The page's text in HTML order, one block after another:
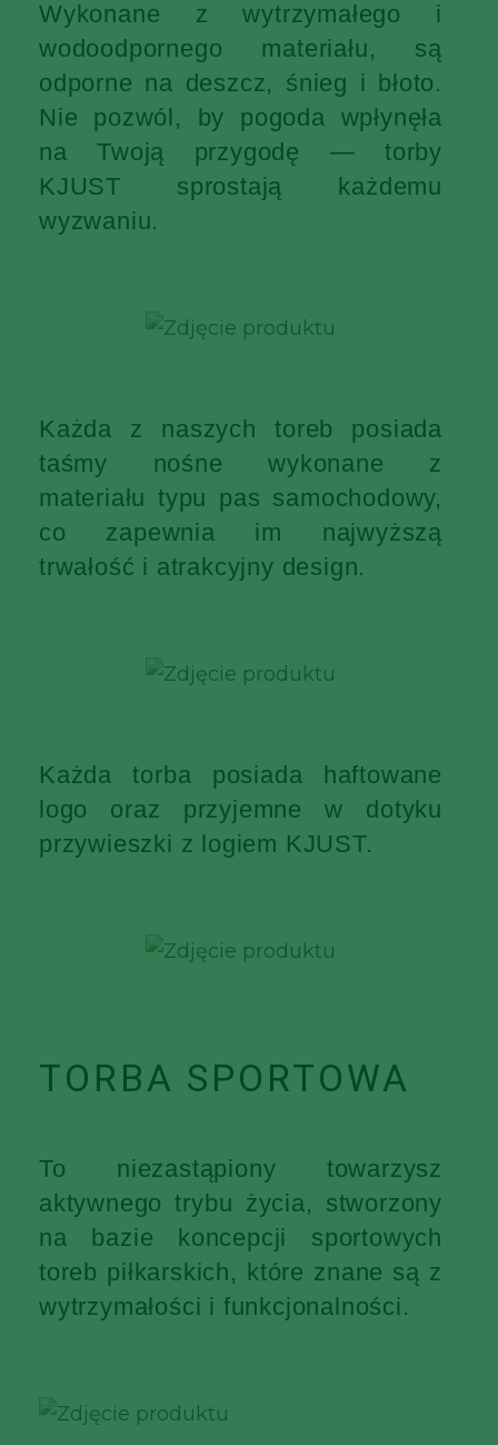
Wykonane z wytrzymałego i
wodoodpornego materiału, są
odporne na deszcz, śnieg i błoto.
Nie pozwól, by pogoda wpłynęła
na Twoją przygodę — torby
KJUST sprostają każdemu
wyzwaniu.
Każda z naszych toreb posiada
taśmy nośne wykonane z
materiału typu pas samochodowy,
co zapewnia im najwyższą
trwałość i atrakcyjny design.
Każda torba posiada haftowane
logo oraz przyjemne w dotyku
przywieszki z logiem KJUST.
TORBA SPORTOWA
To niezastąpiony towarzysz
aktywnego trybu życia, stworzony
na bazie koncepcji sportowych
toreb piłkarskich, które znane są z
wytrzymałości i funkcjonalności.